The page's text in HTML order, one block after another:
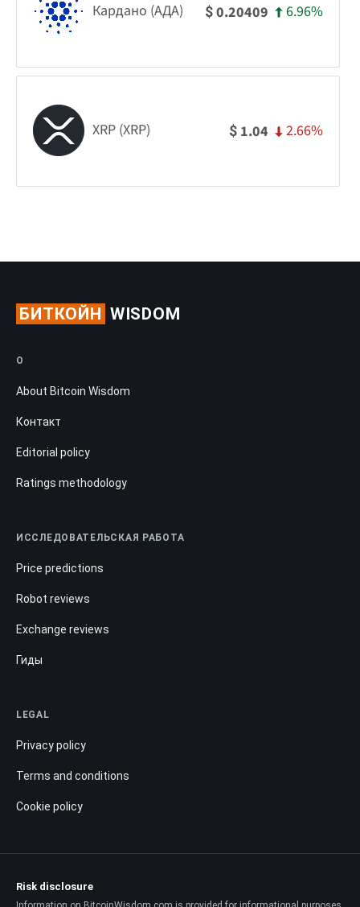
Кардано (АДА) $0.20409 6.96%
XRP (XRP) $ 1.04 2.66%
БИТКОЙН WISDOM
О
About Bitcoin Wisdom
Контакт
Editorial policy
Ratings methodology
ИССЛЕДОВАТЕЛЬСКАЯ РАБОТА
Price predictions
Robot reviews
Exchange reviews
Гиды
LEGAL
Privacy policy
Terms and conditions
Cookie policy
Risk disclosure